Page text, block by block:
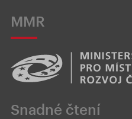
MMR
Snadné čtení